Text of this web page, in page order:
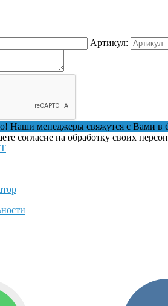
Артикул:
Наши менеджеры свяжутся с Вами в
согласие на обработку своих